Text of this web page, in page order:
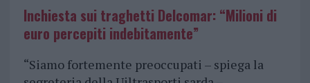
Inchiesta sui traghetti Delcomar: “Milioni di
euro percepiti indebitamente”
“Siamo fortemente preoccupati – spiega la